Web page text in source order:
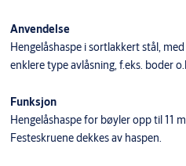
Anvendelse
Hengelåshaspe i sortlakkert stål,
enklere type avlåsning, f.eks. boder
Funksjon
Hengelåshaspe for bøyler opp til 11
Festeskruene dekkes av haspen.